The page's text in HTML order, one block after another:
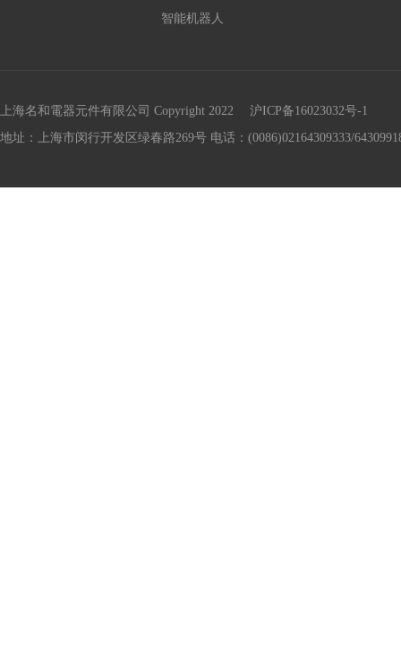
智能机器人
上海名和電器元件有限公司 Copyright 2022 沪ICP备16023032号-1
地址：上海市闵行开发区绿春路269号 电话：(0086)02164309333/